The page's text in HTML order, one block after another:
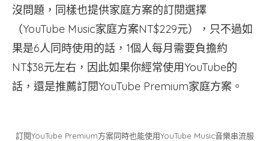
沒問題，同樣也提供家庭方案的訂閱選擇
（YouTube Music家庭方案NT$229元），只不過如
果是6人同時使用的話，1個人每月需要負擔約
NT$38元左右，因此如果你經常使用YouTube的
話，還是推薦訂閱YouTube Premium家庭方案。
訂閱YouTube Premium方案同時也能使用YouTube Music音樂串流服